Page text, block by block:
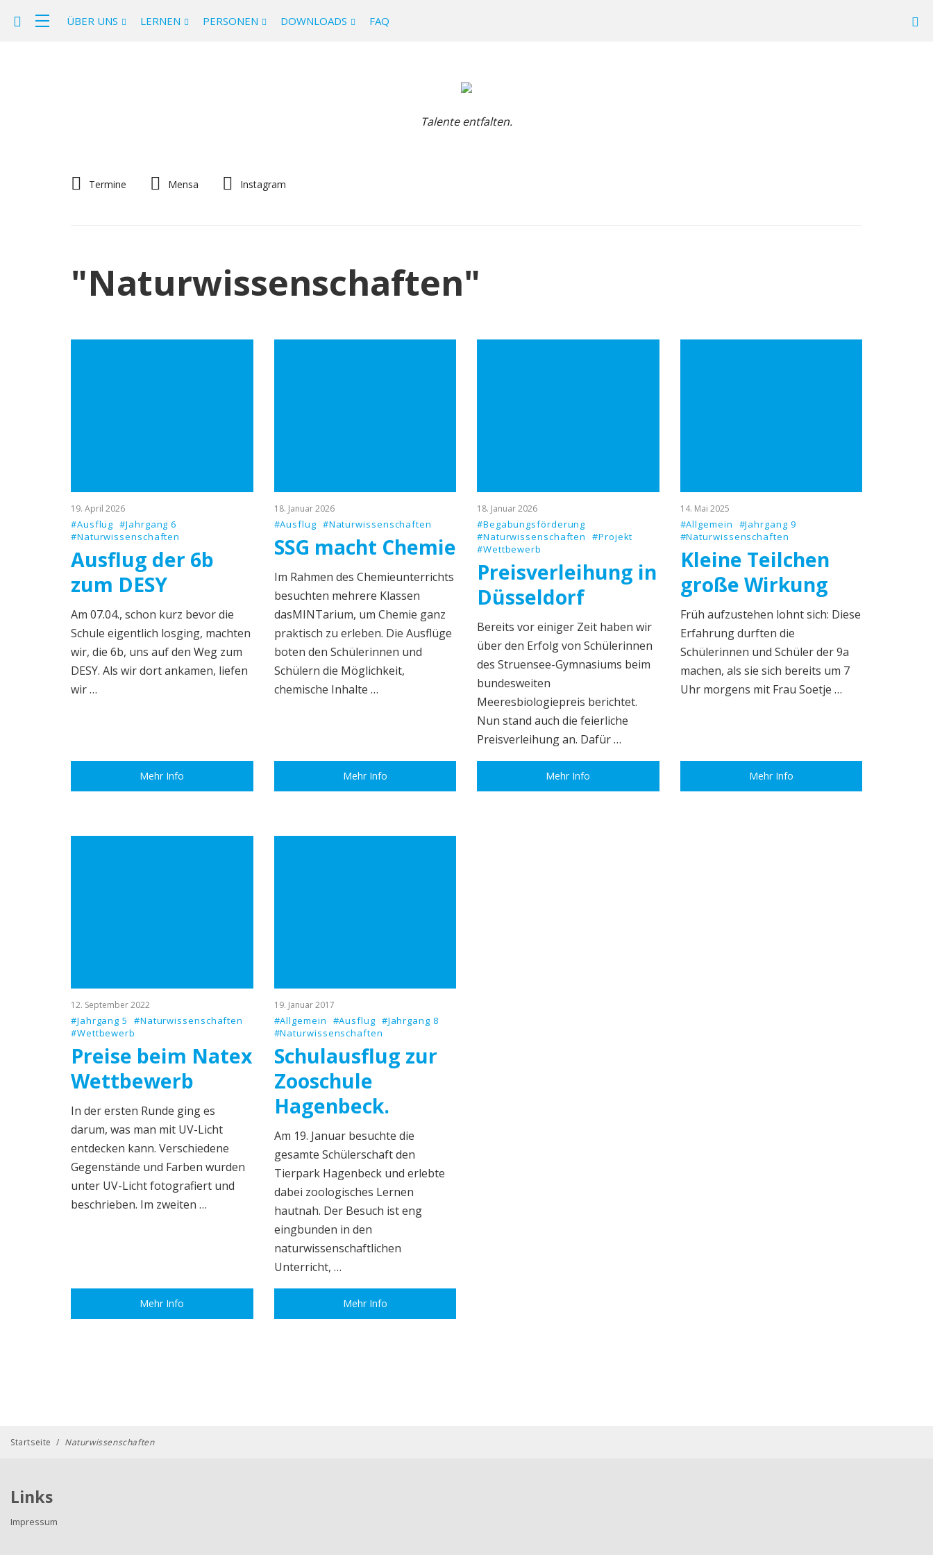
ÜBER UNS LERNEN PERSONEN DOWNLOADS FAQ
Talente entfalten.
Termine Mensa Instagram
"Naturwissenschaften"
19. April 2026
#Ausflug #Jahrgang 6
#Naturwissenschaften
Ausflug der 6b
zum DESY
Am 07.04., schon kurz bevor die
Schule eigentlich losging, machten
wir, die 6b, uns auf den Weg zum
DESY. Als wir dort ankamen, liefen
wir …
Mehr Info
18. Januar 2026
#Ausflug #Naturwissenschaften
SSG macht Chemie
Im Rahmen des Chemieunterrichts
besuchten mehrere Klassen
dasMINTarium, um Chemie ganz
praktisch zu erleben. Die Ausflüge
boten den Schülerinnen und
Schülern die Möglichkeit,
chemische Inhalte …
Mehr Info
18. Januar 2026
#Begabungsförderung
#Naturwissenschaften
#Projekt
#Wettbewerb
Preisverleihung in
Düsseldorf
Bereits vor einiger Zeit haben wir
über den Erfolg von Schülerinnen
des Struensee-Gymnasiums beim
bundesweiten
Meeresbiologiepreis berichtet.
Nun stand auch die feierliche
Preisverleihung an. Dafür …
Mehr Info
14. Mai 2025
#Allgemein
#Jahrgang 9
#Naturwissenschaften
Kleine Teilchen
große Wirkung
Früh aufzustehen lohnt sich: Diese
Erfahrung durften die
Schülerinnen und Schüler der 9a
machen, als sie sich bereits um 7
Uhr morgens mit Frau Soetje …
Mehr Info
12. September 2022
#Jahrgang 5
#Naturwissenschaften
#Wettbewerb
Preise beim Natex
Wettbewerb
In der ersten Runde ging es
darum, was man mit UV-Licht
entdecken kann. Verschiedene
Gegenstände und Farben wurden
unter UV-Licht fotografiert und
beschrieben. Im zweiten …
Mehr Info
19. Januar 2017
#Allgemein #Ausflug #Jahrgang 8
#Naturwissenschaften
Schulausflug zur
Zooschule
Hagenbeck.
Am 19. Januar besuchte die
gesamte Schülerschaft den
Tierpark Hagenbeck und erlebte
dabei zoologisches Lernen
hautnah. Der Besuch ist eng
eingbunden in den
naturwissenschaftlichen
Unterricht, …
Mehr Info
Startseite / Naturwissenschaften
Links
Impressum